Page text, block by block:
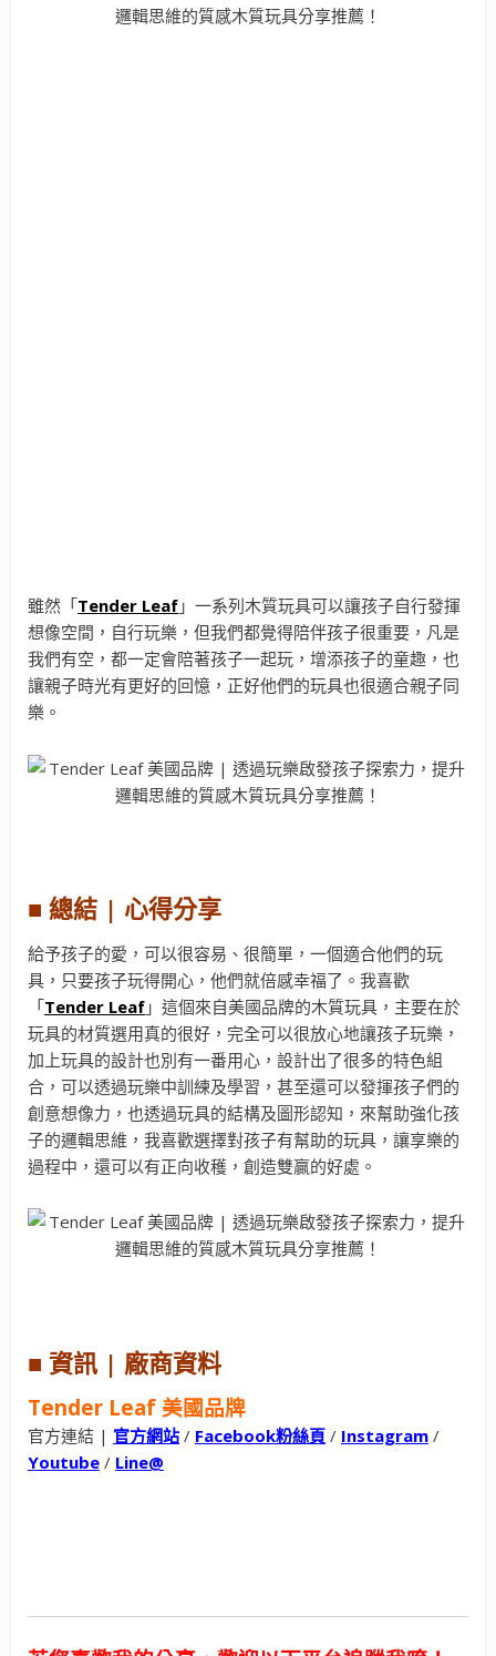
雖然「Tender Leaf 」一系列木質玩具可以讓孩子自行發揮
想像空間，自行玩樂，但我們都覺得陪伴孩子很重要，凡是
我們有空，都一定會陪著孩子一起玩，增添孩子的童趣，也
讓親子時光有更好的回憶，正好他們的玩具也很適合親子同
樂。
■ 總結 | 心得分享
給予孩子的愛，可以很容易、很簡單，一個適合他們的玩
具，只要孩子玩得開心，他們就倍感幸福了。我喜歡
「Tender Leaf 」這個來自美國品牌的木質玩具，主要在於
玩具的材質選用真的很好，完全可以很放心地讓孩子玩樂，
加上玩具的設計也別有一番用心，設計出了很多的特色組
合，可以透過玩樂中訓練及學習，甚至還可以發揮孩子們的
創意想像力，也透過玩具的結構及圖形認知，來幫助強化孩
子的邏輯思維，我喜歡選擇對孩子有幫助的玩具，讓享樂的
過程中，還可以有正向收穫，創造雙贏的好處。
■ 資訊 | 廠商資料
Tender Leaf 美國品牌
官方連結 | 官方網站 / Facebook粉絲頁 / Instagram /
Youtube / Line@